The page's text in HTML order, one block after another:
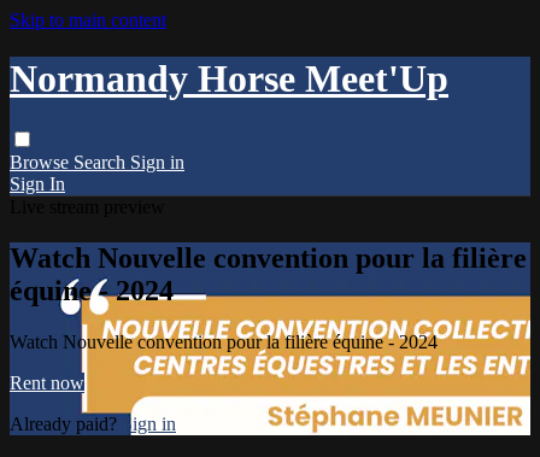
Skip to main content
Normandy Horse Meet'Up
Browse Search Sign in
Sign In
Watch Nouvelle convention pour la filière
équine - 2024
Watch Nouvelle convention pour la filière équine - 2024
Rent now
Already paid? Sign in